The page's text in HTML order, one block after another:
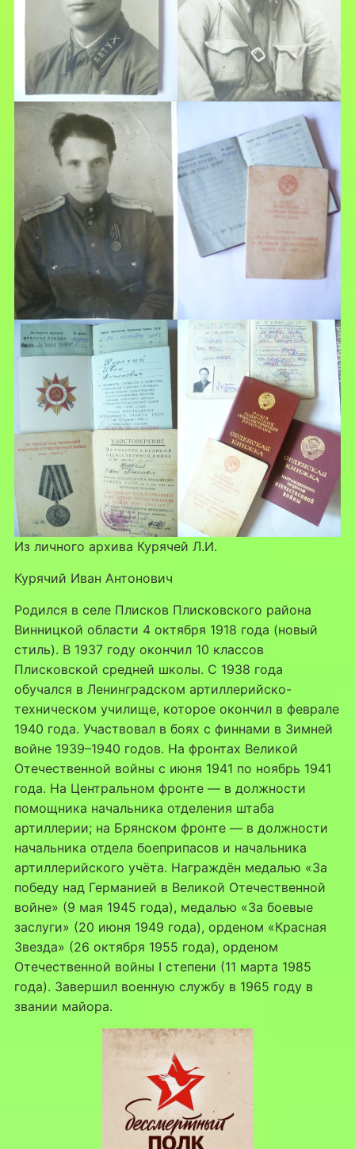
Из личного архива Курячей Л.И.
Курячий Иван Антонович
Родился в селе Плисков Плисковского района
Винницкой области 4 октября 1918 года (новый
стиль). В 1937 году окончил 10 классов
Плисковской средней школы. С 1938 года
обучался в Ленинградском артиллерийско-
техническом училище, которое окончил в феврале
1940 года. Участвовал в боях с финнами в Зимней
войне 1939–1940 годов. На фронтах Великой
Отечественной войны с июня 1941 по ноябрь 1941
года. На Центральном фронте — в должности
помощника начальника отделения штаба
артиллерии; на Брянском фронте — в должности
начальника отдела боеприпасов и начальника
артиллерийского учёта. Награждён медалью «За
победу над Германией в Великой Отечественной
войне» (9 мая 1945 года), медалью «За боевые
заслуги» (20 июня 1949 года), орденом «Красная
Звезда» (26 октября 1955 года), орденом
Отечественной войны I степени (11 марта 1985
года). Завершил военную службу в 1965 году в
звании майора.